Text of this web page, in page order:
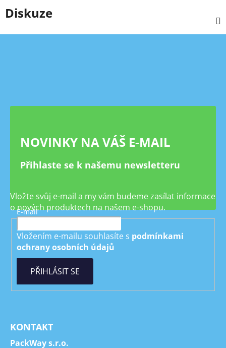
Diskuze
Z
NOVINKY NA VÁŠ E-MAIL
Přihlaste se k našemu newsletteru
Vložte svůj e-mail a my vám budeme zasílat informace
o nových produktech na našem e-shopu.
E-mail
Vložením e-mailu souhlasíte s podmínkami
ochrany osobních údajů
PŘIHLÁSIT SE
KONTAKT
PackWay s.r.o.